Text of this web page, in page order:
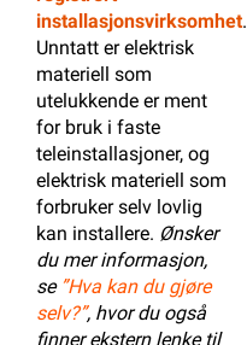
installasjonsvirksomhet.
Unntatt er elektrisk
materiell som
utelukkende er ment
for bruk i faste
teleinstallasjoner, og
elektrisk materiell som
forbruker selv lovlig
kan installere. Ønsker
du mer informasjon,
se ”Hva kan du gjøre
selv?”, hvor du også
finner ekstern lenke til